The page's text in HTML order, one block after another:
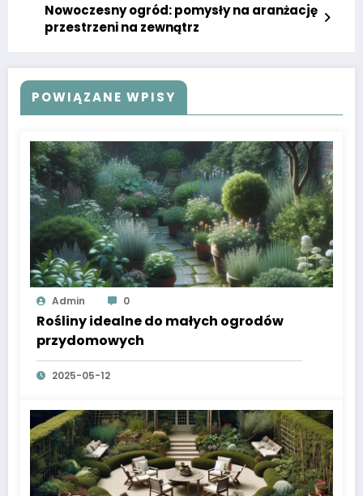
Nowoczesny ogród: pomysły na aranżację
przestrzeni na zewnątrz
POWIĄZANE WPISY
Admin 0
Rośliny idealne do małych ogrodów
przydomowych
2025-05-12